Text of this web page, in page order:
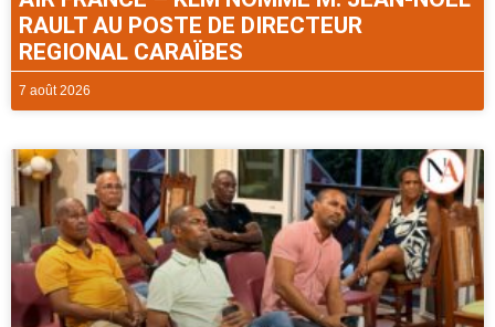
RAULT AU POSTE DE DIRECTEUR
REGIONAL CARAÏBES
7 août 2026